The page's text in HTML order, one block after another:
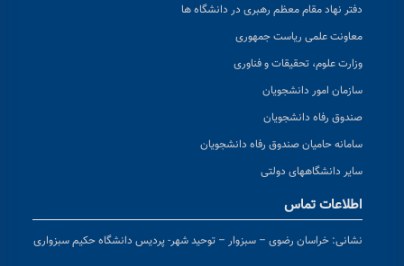
دفتر نهاد مقام معظم رهبری در دانشگاه ها
معاونت علمی ریاست جمهوری
وزارت علوم، تحقیقات و فناوری
سازمان امور دانشجویان
صندوق رفاه دانشجویان
سامانه حامیان صندوق رفاه دانشجویان
سایر دانشگاههای دولتی
اطلاعات تماس
نشانی: خراسان رضوی – سبزوار – توحید شهر- پردیس دانشگاه حکیم سبزواری